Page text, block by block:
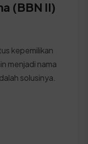
(BBN II)
kepemilikan
menjadi nama
solusinya.